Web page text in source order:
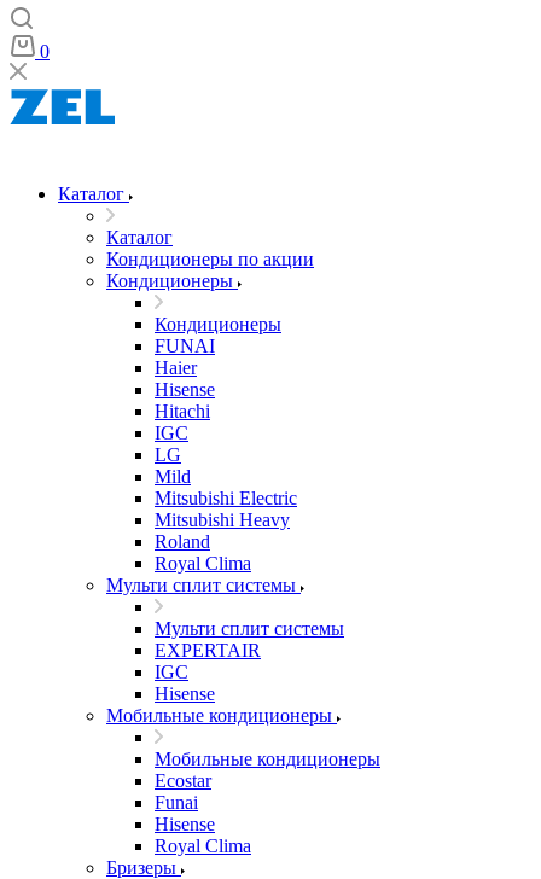
0
Каталог
Каталог
Кондиционеры по акции
Кондиционеры
Кондиционеры
FUNAI
Haier
Hisense
Hitachi
IGC
LG
Mild
Mitsubishi Electric
Mitsubishi Heavy
Roland
Royal Clima
Мульти сплит системы
Мульти сплит системы
EXPERTAIR
IGC
Hisense
Мобильные кондиционеры
Мобильные кондиционеры
Ecostar
Funai
Hisense
Royal Clima
Бризеры